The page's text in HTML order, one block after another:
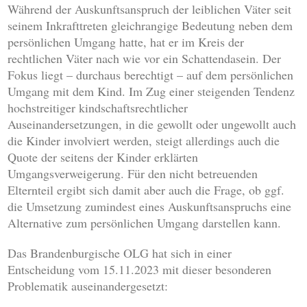
Während der Auskunftsanspruch der leiblichen Väter seit
seinem Inkrafttreten gleichrangige Bedeutung neben dem
persönlichen Umgang hatte, hat er im Kreis der
rechtlichen Väter nach wie vor ein Schattendasein. Der
Fokus liegt – durchaus berechtigt – auf dem persönlichen
Umgang mit dem Kind. Im Zug einer steigenden Tendenz
hochstreitiger kindschaftsrechtlicher
Auseinandersetzungen, in die gewollt oder ungewollt auch
die Kinder involviert werden, steigt allerdings auch die
Quote der seitens der Kinder erklärten
Umgangsverweigerung. Für den nicht betreuenden
Elternteil ergibt sich damit aber auch die Frage, ob ggf.
die Umsetzung zumindest eines Auskunftsanspruchs eine
Alternative zum persönlichen Umgang darstellen kann.
Das Brandenburgische OLG hat sich in einer
Entscheidung vom 15.11.2023 mit dieser besonderen
Problematik auseinandergesetzt: